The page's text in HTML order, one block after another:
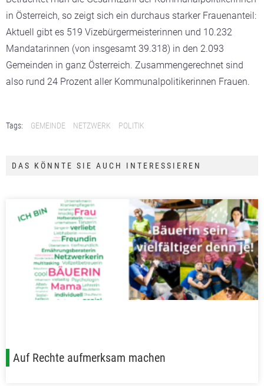
in Österreich, so zeigt sich ein durchaus starker Frauenanteil:
Aktuell gibt es 519 Vizebürgermeisterinnen und 10.232
Mandatarinnen (von insgesamt 39.318) in den 2.093
Gemeinden in ganz Österreich. Zusammengerechnet sind
also rund 24 Prozent aller Kommunalpolitikerinnen Frauen.
Tags: GEMEINDE NETZWERK POLITIK
DAS KÖNNTE SIE AUCH INTERESSIEREN
Auf Rechte aufmerksam machen